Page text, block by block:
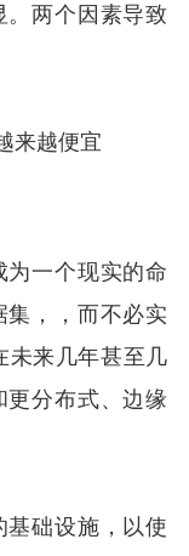
。两个因素导致
来越便宜
一个现实的命
集，，而不必实
未来几年甚至几
更分布式、边缘
础设施，以使